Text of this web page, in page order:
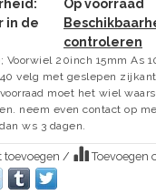
Op voorraad
in de
controleren
Voorwiel 20inch 15mm As
velg met geslepen
moet het wiel
neem even contact op
ws 3 dagen.
/ Toevoegen